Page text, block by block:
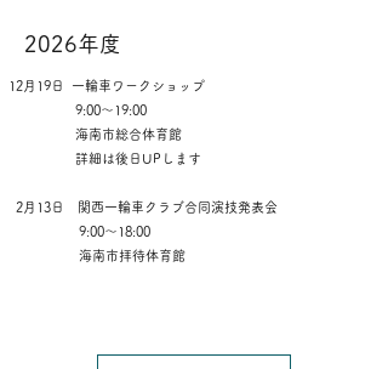
2026年度
12月19日 一輪車ワークショップ
9:00～19:00
海南市総合体育館
詳細は後日UPします
2月13日
関西一輪車クラブ合同演技発表会
​ 9:00～18:00
海南市拝待体育館